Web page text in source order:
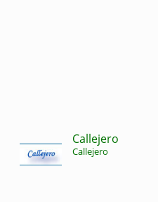
Callejero
Callejero